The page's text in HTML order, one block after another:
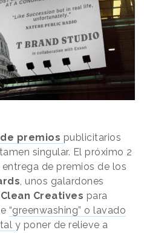
premios publicitarios
singular. El próximo 2
de premios de los
, unos galardones
Clean Creatives para
“greenwashing” o lavado
y poner de relieve a